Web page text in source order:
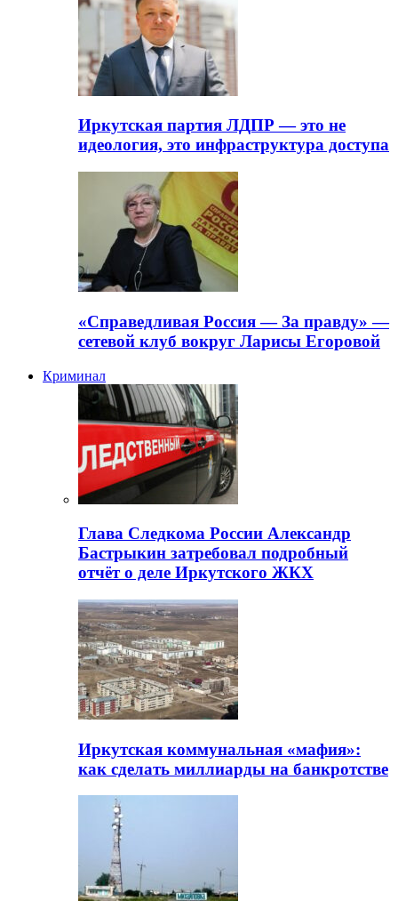
Иркутская партия ЛДПР — это не
идеология, это инфраструктура доступа
«Справедливая Россия — За правду» —
сетевой клуб вокруг Ларисы Егоровой
Криминал
Глава Следкома России Александр
Бастрыкин затребовал подробный
отчёт о деле Иркутского ЖКХ
Иркутская коммунальная «мафия»:
как сделать миллиарды на банкротстве